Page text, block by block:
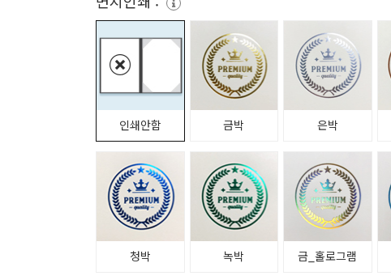
인쇄안함 금박 은박
청박 녹박 금_홀로그램